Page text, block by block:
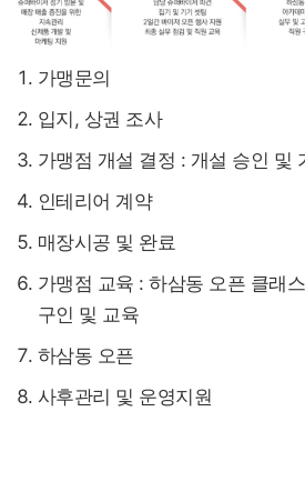
가맹문의
입지, 상권 조사
가맹점 개설 결정 : 개설 승인 및
인테리어 계약
매장시공 및 완료
가맹점 교육 : 하삼동 오픈 클래
구인 및 교육
하삼동 오픈
사후관리 및 운영지원